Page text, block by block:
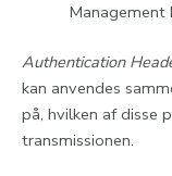
Management
Authentication
kan anvendes
på, hvilken af disse
transmissionen.